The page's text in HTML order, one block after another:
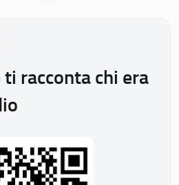
ti racconta chi era